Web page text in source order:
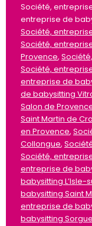
Société,
entreprise de
Société,
Société,
Provence,
Société,
entreprise de
de babysitting
Salon de
Saint Martin de
en Provence,
Collongue,
Société,
entreprise de
babysitting
babysitting Saint
entreprise de
babysitting